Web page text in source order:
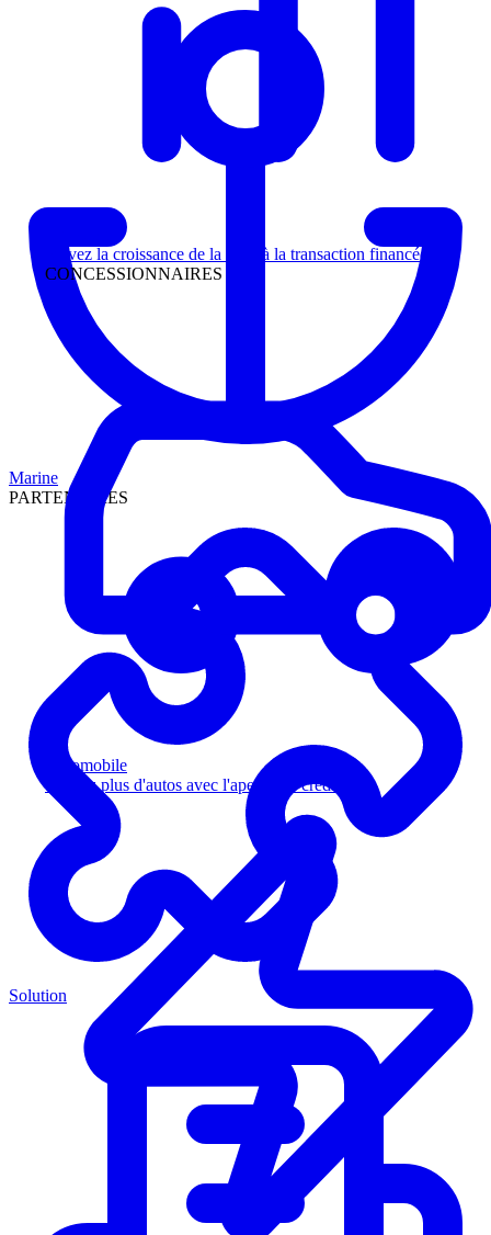
Suivez la croissance de la piste à la transaction financée
CONCESSIONNAIRES
Automobile
Vendez plus d'autos avec l'aperçu de crédit
Marine
PARTENAIRES
Solution